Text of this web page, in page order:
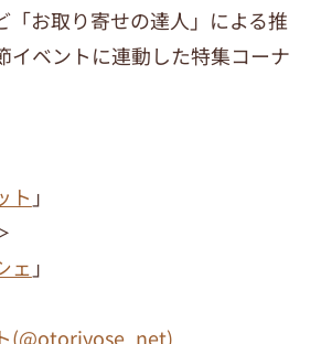
「お取り寄せの達人」による推
イベントに連動した特集コーナ
ト 」
ェ 」
(@otoriyose_net)